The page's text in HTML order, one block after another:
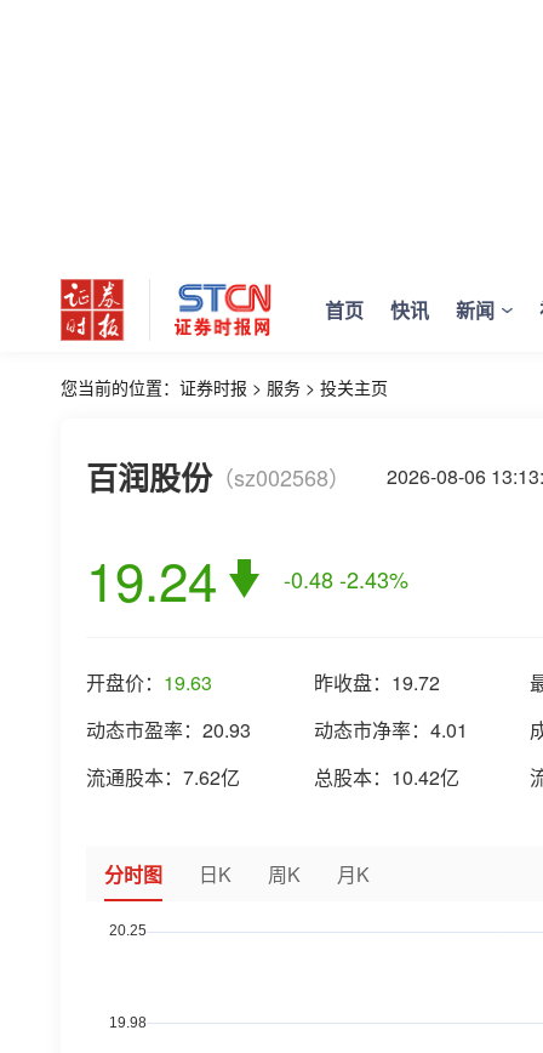
首页 快讯 新闻
您当前的位置： 证券时报 > 服务 > 投关主页
百润股份（sz002568） 2026-08-06
19.24 -0.48-2.43%
开盘价： 19.63 昨收盘： 19.72
动态市盈率： 20.93 动态市净率： 4.01
流通股本： 7.62亿 总股本： 10.42亿
分时图 日K 周K 月K